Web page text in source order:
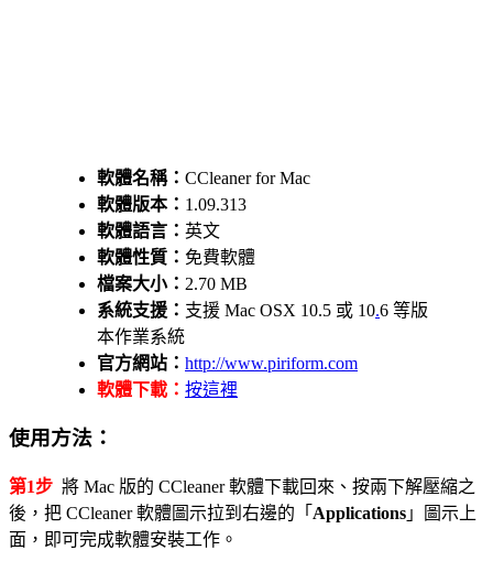
軟體名稱： CCleaner for Mac
軟體版本： 1.09.313
軟體語言： 英文
軟體性質： 免費軟體
檔案大小： 2.70 MB
系統支援： 支援 Mac OSX 10.5 或 10.6 等版
本作業系統
官方網站： http://www.piriform.com
軟體下載： 按這裡
使用方法：
第1步 將 Mac 版的 CCleaner 軟體下載回來、按兩下解壓縮之
後，把 CCleaner 軟體圖示拉到右邊的「 Applications 」圖示上
面，即可完成軟體安裝工作。